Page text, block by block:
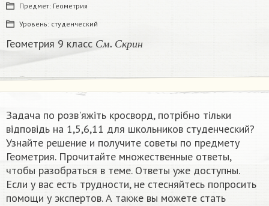
Предмет: Геометрия
Уровень: студенческий
Геометрия 9 класс См Скр ин
Задача по розв'яжіть кросворд, потрібно тільки
відповідь на 1,5,6,11​ для школьников студенческий?
Узнайте решение и получите советы по предмету
Геометрия. Прочитайте множественные ответы,
чтобы разобраться в теме. Ответы уже доступны.
Если у вас есть трудности, не стесняйтесь попросить
помощи у экспертов. А также вы можете стать